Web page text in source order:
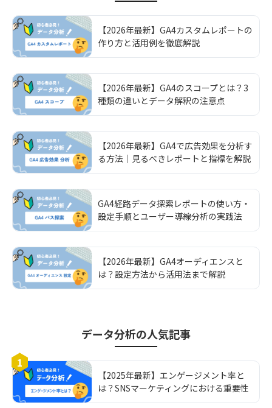
【2026年最新】GA4カスタムレポートの
作り方と活用例を徹底解説
【2026年最新】GA4のスコープとは？3
種類の違いとデータ解釈の注意点
【2026年最新】GA4で広告効果を分析す
る方法｜見るべきレポートと指標を解説
GA4経路データ探索レポートの使い方・
設定手順とユーザー導線分析の実践法
【2026年最新】GA4オーディエンスと
は？設定方法から活用法まで解説
データ分析の人気記事
1
【2025年最新】エンゲージメント率と
は？SNSマーケティングにおける重要性
と向上方法の徹底解説！